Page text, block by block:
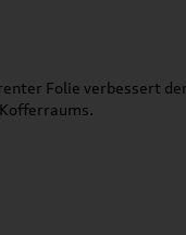
Folie verbessert